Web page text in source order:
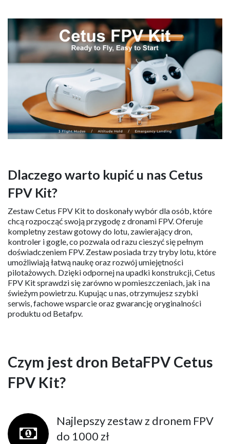
Dlaczego warto kupić u nas Cetus
FPV Kit?
Zestaw Cetus FPV Kit to doskonały wybór dla osób, które
chcą rozpocząć swoją przygodę z dronami FPV. Oferuje
kompletny zestaw gotowy do lotu, zawierający dron,
kontroler i gogle, co pozwala od razu cieszyć się pełnym
doświadczeniem FPV. Zestaw posiada trzy tryby lotu, które
umożliwiają łatwą naukę oraz rozwój umiejętności
pilotażowych. Dzięki odpornej na upadki konstrukcji, Cetus
FPV Kit sprawdzi się zarówno w pomieszczeniach, jak i na
świeżym powietrzu. Kupując u nas, otrzymujesz szybki
serwis, fachowe wsparcie oraz gwarancję oryginalności
produktu od Betafpv.
Czym jest dron BetaFPV Cetus
FPV Kit?
Najlepszy zestaw z dronem FPV
do 1000 zł